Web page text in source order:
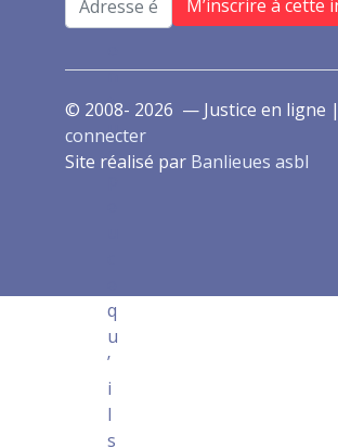
f
n
t
u
n
q
u
’
i
l
s
© 2008- 2026 — Justice en ligne |
connecter
Site réalisé par Banlieues asbl